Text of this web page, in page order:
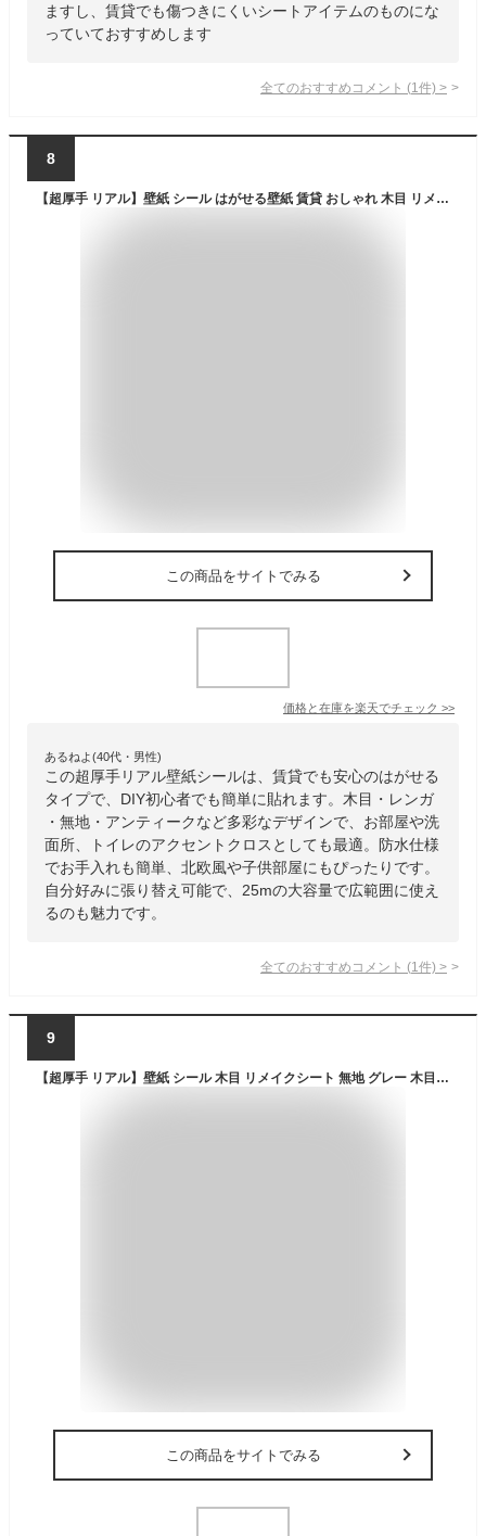
ますし、賃貸でも傷つきにくいシートアイテムのものにな
っていておすすめします
全てのおすすめコメント (1 件) >
8
【超厚手 リアル】壁紙 シール はがせる壁紙 賃貸 おしゃれ 木目 リメイクシート 白 レンガ 無地 アンティーク 壁紙の上から貼れる シート 北欧 のり付き ピンク 子供部屋 防水 剥がせる壁紙 ブルー グレー 木目調 アクセントクロス 張り替え 自分で DIY 洗面所 トイレ 25m
この商品をサイトでみる
価格と在庫を楽天でチェック >>
あるねよ(40代・男性)
この超厚手リアル壁紙シールは、賃貸でも安心のはがせる
タイプで、DIY初心者でも簡単に貼れます。木目・レンガ
・無地・アンティークなど多彩なデザインで、お部屋や洗
面所、トイレのアクセントクロスとしても最適。防水仕様
でお手入れも簡単、北欧風や子供部屋にもぴったりです。
自分好みに張り替え可能で、25mの大容量で広範囲に使え
るのも魅力です。
全てのおすすめコメント (1 件) >
9
【超厚手 リアル】壁紙 シール 木目 リメイクシート 無地 グレー 木目調 アンティーク 賃貸かべOK はがせる壁紙 おしゃれ ブルーグレー 白 グリーン 剥がせる壁紙 アクセントクロス 壁紙の上から貼れる シート 張り替え 自分で ネイビー 防水 レンガ DIY ピンク 子供部屋 15m
この商品をサイトでみる